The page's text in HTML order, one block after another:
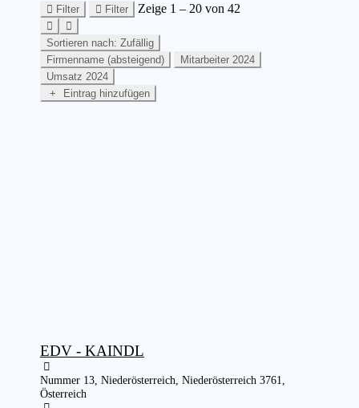
Filter Filter Zeige 1 – 20 von 42
Sortieren nach: Zufällig
Firmenname (absteigend)
Mitarbeiter 2024
Umsatz 2024
Eintrag hinzufügen
EDV - KAINDL
Nummer 13, Niederösterreich, Niederösterreich 3761,
Österreich